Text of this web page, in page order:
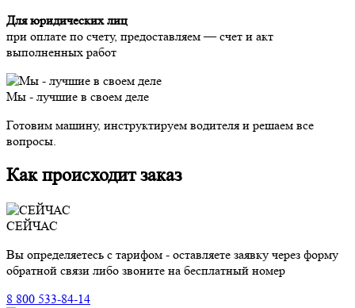
Для юридических лиц
при оплате по счету, предоставляем — счет и акт
выполненных работ
Мы - лучшие в своем деле
Готовим машину, инструктируем водителя и решаем все
вопросы.
Как происходит заказ
СЕЙЧАС
Вы определяетесь с тарифом - оставляете заявку через форму
обратной связи либо звоните на бесплатный номер
8 800 533-84-14